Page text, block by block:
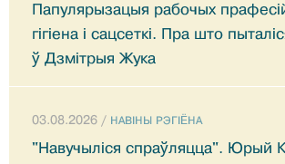
Папулярызацыя рабочых
гігіена і сацсеткі. Пра што
ў Дзмітрыя Жука
03.08.2026 / НАВIНЫ РЭГIЁНА
"Навучыліся спраўляцца". Юрый